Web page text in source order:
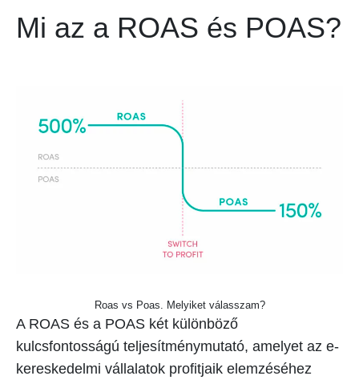
Mi az a ROAS és POAS?
Roas vs Poas. Melyiket válasszam?
A ROAS és a POAS két különböző
kulcsfontosságú teljesítménymutató, amelyet az e-
kereskedelmi vállalatok profitjaik elemzéséhez